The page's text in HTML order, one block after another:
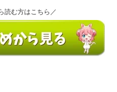
読む方はこちら／